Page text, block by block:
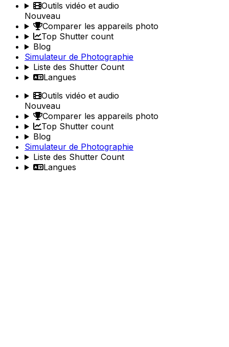
Outils vidéo et audio
Nouveau
Comparer les appareils photo
Top Shutter count
Blog
Simulateur de Photographie
Liste des Shutter Count
Langues
Outils vidéo et audio
Nouveau
Comparer les appareils photo
Top Shutter count
Blog
Simulateur de Photographie
Liste des Shutter Count
Langues